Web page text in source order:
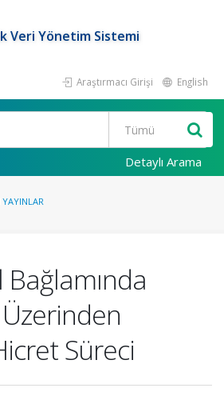
Veri Yönetim Sistemi
Araştırmacı Girişi English
Detaylı Arama
YAYINLAR
Süreci